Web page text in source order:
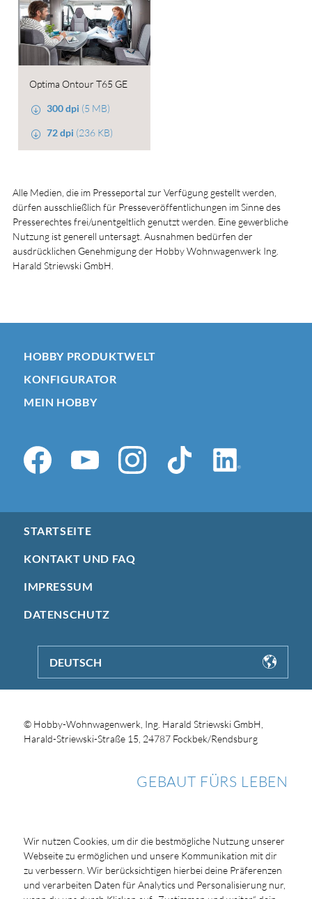
Optima Ontour T65 GE
300 dpi (5 MB)
72 dpi (236 KB)
Alle Medien, die im Presseportal zur Verfügung gestellt werden,
dürfen ausschließlich für Presseveröffentlichungen im Sinne des
Presserechtes frei/unentgeltlich genutzt werden. Eine gewerbliche
Nutzung ist generell untersagt. Ausnahmen bedürfen der
ausdrücklichen Genehmigung der Hobby Wohnwagenwerk Ing.
Harald Striewski GmbH.
HOBBY PRODUKTWELT
KONFIGURATOR
MEIN HOBBY
STARTSEITE
KONTAKT UND FAQ
IMPRESSUM
DATENSCHUTZ
DEUTSCH
© Hobby-Wohnwagenwerk, Ing. Harald Striewski GmbH,
Harald-Striewski-Straße 15, 24787 Fockbek/Rendsburg
GEBAUT FÜRS LEBEN
Wir nutzen Cookies, um dir die bestmögliche Nutzung unserer
Webseite zu ermöglichen und unsere Kommunikation mit dir
zu verbessern. Wir berücksichtigen hierbei deine Präferenzen
und verarbeiten Daten für Analytics und Personalisierung nur,